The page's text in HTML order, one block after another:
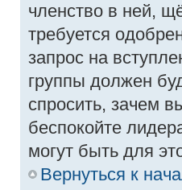
членство в ней,
требуется
запрос на
группы должен
спросить, зачем
беспокойте
могут быть для
Вернуться к